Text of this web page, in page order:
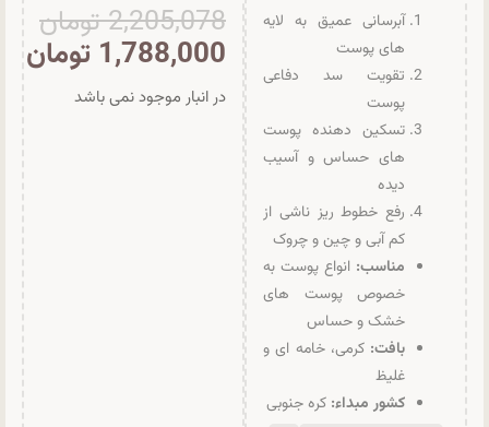
آبرسانی عمیق به لایه
های پوست
تقویت سد دفاعی
پوست
تسکین دهنده پوست
های حساس و آسیب
دیده
رفع خطوط ریز ناشی از
کم آبی و چین و چروک
مناسب: انواع پوست به
خصوص پوست های
خشک و حساس
بافت: کرمی، خامه ای و
غلیظ
کشور مبداء: کره جنوبی
2,205,078تومان
1,788,000 تومان
در انبار موجود نمی باشد